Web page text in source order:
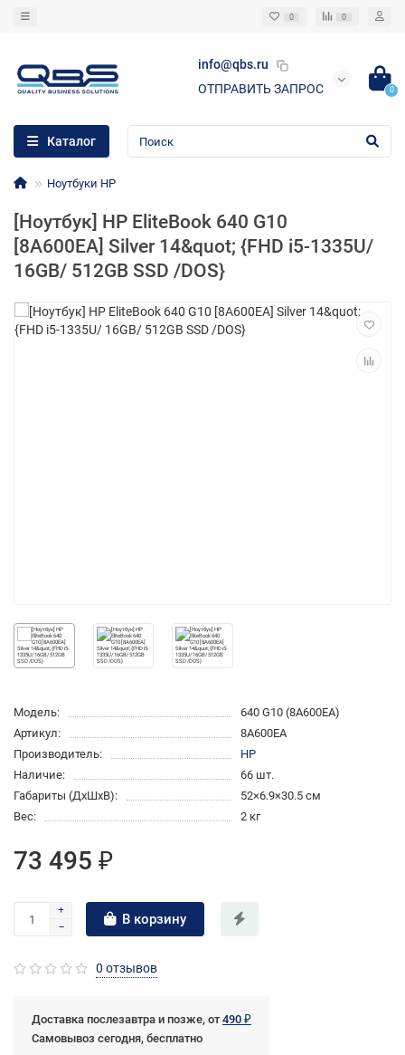
0 0
info@qbs.ru
ОТПРАВИТЬ ЗАПРОС
0
Каталог
Ноутбуки HP
[Ноутбук] HP EliteBook 640 G10
[8A600EA] Silver 14&quot; {FHD i5-1335U/
16GB/ 512GB SSD /DOS}
Модель:
640 G10 (8A600EA)
Артикул:
8A600EA
Производитель:
HP
Наличие:
66 шт.
Габариты (ДхШхВ):
52×6.9×30.5 см
Вес:
2 кг
73 495 ₽
В корзину
0 отзывов
Доставка послезавтра и позже, от490 ₽
Самовывоз сегодня, бесплатно